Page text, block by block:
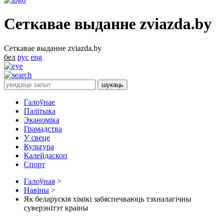
Сеткавае выданне zviazda.by
Сеткавае выданне zviazda.by
бел рус eng
Галоўнае
Палітыка
Эканоміка
Грамадства
У свеце
Культура
Калейдаскоп
Спорт
Галоўная >
Навіны >
Як беларускія хімікі забяспечваюць тэхналагічны
суверэнітэт краіны